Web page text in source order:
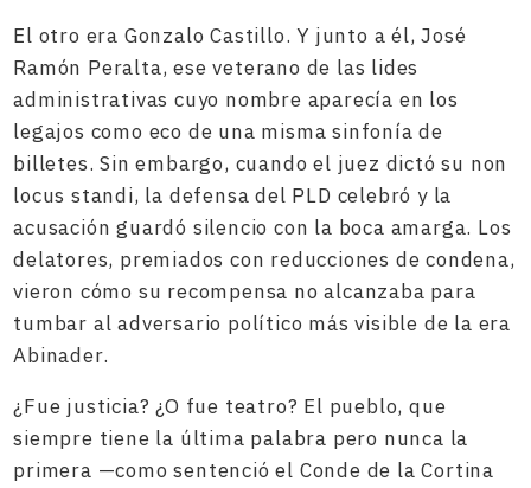
El otro era Gonzalo Castillo. Y junto a él, José
Ramón Peralta, ese veterano de las lides
administrativas cuyo nombre aparecía en los
legajos como eco de una misma sinfonía de
billetes. Sin embargo, cuando el juez dictó su non
locus standi, la defensa del PLD celebró y la
acusación guardó silencio con la boca amarga. Los
delatores, premiados con reducciones de condena,
vieron cómo su recompensa no alcanzaba para
tumbar al adversario político más visible de la era
Abinader.
¿Fue justicia? ¿O fue teatro? El pueblo, que
siempre tiene la última palabra pero nunca la
primera —como sentenció el Conde de la Cortina